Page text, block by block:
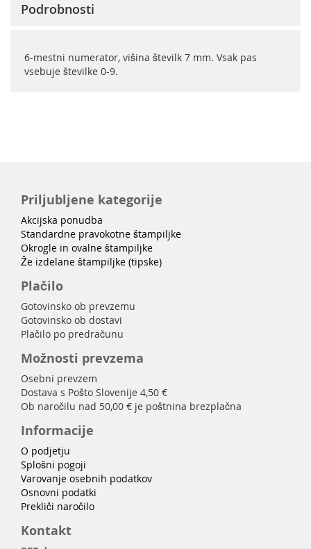
Podrobnosti
6-mestni numerator, višina številk 7 mm. Vsak pas
vsebuje številke 0-9.
Priljubljene kategorije
Akcijska ponudba
Standardne pravokotne štampiljke
Okrogle in ovalne štampiljke
Že izdelane štampiljke (tipske)
Plačilo
Gotovinsko ob prevzemu
Gotovinsko ob dostavi
Plačilo po predračunu
Možnosti prevzema
Osebni prevzem
Dostava s Pošto Slovenije 4,50 €
Ob naročilu nad 50,00 € je poštnina brezplačna
Informacije
O podjetju
Splošni pogoji
Varovanje osebnih podatkov
Osnovni podatki
Prekliči naročilo
Kontakt